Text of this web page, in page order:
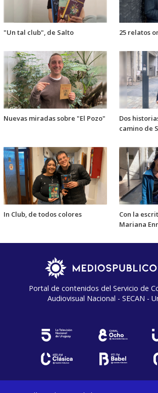
"Un tal club", de Salto 25 relatos
Nuevas miradas sobre "El Pozo"
Dos
camino de
In Club, de todos colores
Con la
Mariana
Portal de contenidos del Servicio de
Audiovisual Nacional - SECAN -